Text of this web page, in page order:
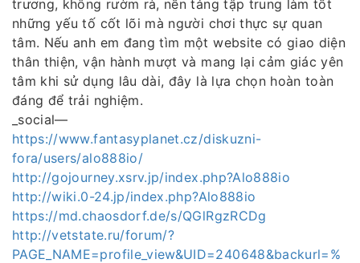
trương, không rườm rà, nền tảng tập trung làm tốt
những yếu tố cốt lõi mà người chơi thực sự quan
tâm. Nếu anh em đang tìm một website có giao diện
thân thiện, vận hành mượt và mang lại cảm giác yên
tâm khi sử dụng lâu dài, đây là lựa chọn hoàn toàn
đáng để trải nghiệm.
_social—
https://www.fantasyplanet.cz/diskuzni-
fora/users/alo888io/
http://gojourney.xsrv.jp/index.php?Alo888io
http://wiki.0-24.jp/index.php?Alo888io
https://md.chaosdorf.de/s/QGlRgzRCDg
http://vetstate.ru/forum/?
PAGE_NAME=profile_view&UID=240648&backurl=%